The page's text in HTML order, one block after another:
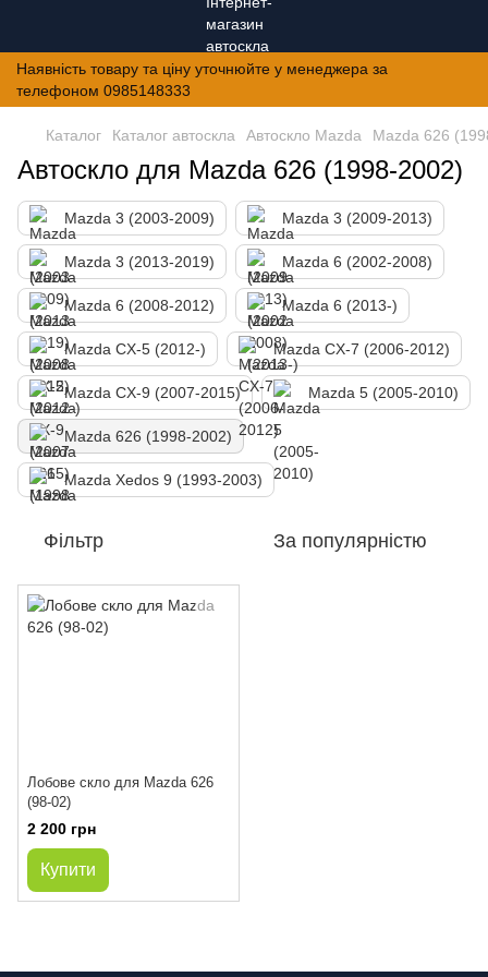
Наявність товару та ціну уточнюйте у менеджера за
телефоном 0985148333
Каталог Каталог автоскла Автоскло Mazda Mazda 626
Автоскло для Mazda 626 (1998-2002)
Mazda 3 (2003-2009) Mazda 3 (2009-2013)
Mazda 3 (2013-2019) Mazda 6 (2002-2008)
Mazda 6 (2008-2012) Mazda 6 (2013-)
Mazda CX-5 (2012-) Mazda CX-7 (2006-2012)
Mazda CX-9 (2007-2015) Mazda 5 (2005-2010)
Mazda 626 (1998-2002)
Mazda Xedos 9 (1993-2003)
Фільтр За популярністю
Лобове скло для Mazda 626
(98-02)
2 200 грн
Купити